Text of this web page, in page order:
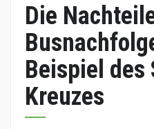
Die
Beispiel
Kreuzes